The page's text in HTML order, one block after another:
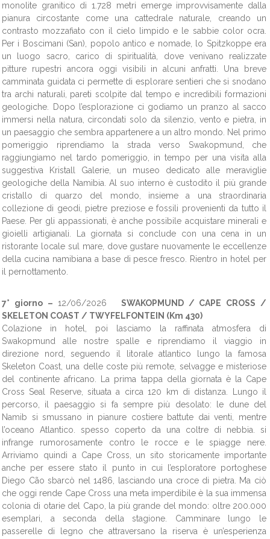
monolite granitico di 1.728 metri emerge improvvisamente dalla
pianura circostante come una cattedrale naturale, creando un
contrasto mozzafiato con il cielo limpido e le sabbie color ocra.
Per i Boscimani (San), popolo antico e nomade, lo Spitzkoppe era
un luogo sacro, carico di spiritualità, dove venivano realizzate
pitture rupestri ancora oggi visibili in alcuni anfratti. Una breve
camminata guidata ci permette di esplorare sentieri che si snodano
tra archi naturali, pareti scolpite dal tempo e incredibili formazioni
geologiche. Dopo l’esplorazione ci godiamo un pranzo al sacco
immersi nella natura, circondati solo da silenzio, vento e pietra, in
un paesaggio che sembra appartenere a un altro mondo. Nel primo
pomeriggio riprendiamo la strada verso Swakopmund, che
raggiungiamo nel tardo pomeriggio, in tempo per una visita alla
suggestiva Kristall Galerie, un museo dedicato alle meraviglie
geologiche della Namibia. Al suo interno è custodito il più grande
cristallo di quarzo del mondo, insieme a una straordinaria
collezione di geodi, pietre preziose e fossili provenienti da tutto il
Paese. Per gli appassionati, è anche possibile acquistare minerali e
gioielli artigianali. La giornata si conclude con una cena in un
ristorante locale sul mare, dove gustare nuovamente le eccellenze
della cucina namibiana a base di pesce fresco. Rientro in hotel per
il pernottamento.
7° giorno – 12/06/2026 SWAKOPMUND / CAPE CROSS /
SKELETON COAST / TWYFELFONTEIN (Km 430)
Colazione in hotel, poi lasciamo la raffinata atmosfera di
Swakopmund alle nostre spalle e riprendiamo il viaggio in
direzione nord, seguendo il litorale atlantico lungo la famosa
Skeleton Coast, una delle coste più remote, selvagge e misteriose
del continente africano. La prima tappa della giornata è la Cape
Cross Seal Reserve, situata a circa 120 km di distanza. Lungo il
percorso, il paesaggio si fa sempre più desolato: le dune del
Namib si smussano in pianure costiere battute dai venti, mentre
l’oceano Atlantico. spesso coperto da una coltre di nebbia. si
infrange rumorosamente contro le rocce e le spiagge nere.
Arriviamo quindi a Cape Cross, un sito storicamente importante
anche per essere stato il punto in cui l’esploratore portoghese
Diego Cão sbarcò nel 1486, lasciando una croce di pietra. Ma ciò
che oggi rende Cape Cross una meta imperdibile è la sua immensa
colonia di otarie del Capo, la più grande del mondo: oltre 200.000
esemplari, a seconda della stagione. Camminare lungo le
passerelle di legno che attraversano la riserva è un’esperienza